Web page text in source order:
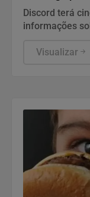
Discord terá
informações
crianças e
Visualizar